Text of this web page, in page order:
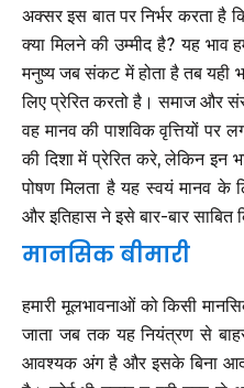
अक्सर इस बात पर निर्भर करता है
क्या मिलने की उम्मीद है? यह भाव
मनुष्य जब संकट में होता है तब
लिए प्रेरित करतो है। समाज और
वह मानव की पाशविक वृत्तियों पर
की दिशा में प्रेरित करे, लेकिन
पोषण मिलता है यह स्वयं मानव के
और इतिहास ने इसे बार-बार साबित
मानसिक बीमारी
हमारी मूलभावनाओं को किसी
जाता जब तक यह नियंत्रण से
आवश्यक अंग है और इसके बिना